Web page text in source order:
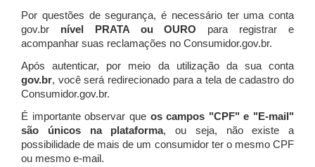
Por questões de segurança, é necessário ter uma conta
gov.br nível PRATA ou OURO para registrar e
acompanhar suas reclamações no Consumidor.gov.br.
Após autenticar, por meio da utilização da sua conta
gov.br, você será redirecionado para a tela de cadastro do
Consumidor.gov.br.
É importante observar que os campos "CPF" e "E-mail"
são únicos na plataforma, ou seja, não existe a
possibilidade de mais de um consumidor ter o mesmo CPF
ou mesmo e-mail.